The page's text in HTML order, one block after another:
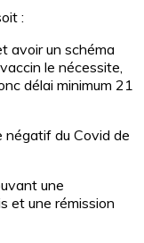
:
avoir un schéma
le nécessite,
délai minimum 21
négatif du Covid de
une
et une rémission